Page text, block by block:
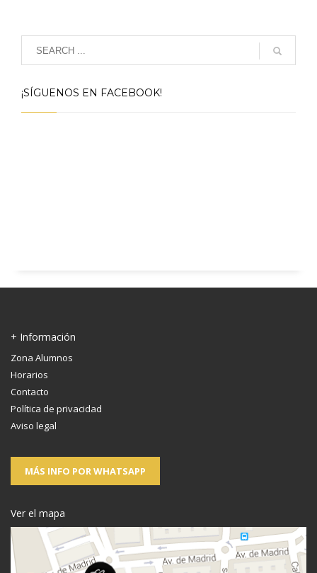
¡SÍGUENOS EN FACEBOOK!
+ Información
Zona Alumnos
Horarios
Contacto
Política de privacidad
Aviso legal
MÁS INFO POR WHATSAPP
Ver el mapa